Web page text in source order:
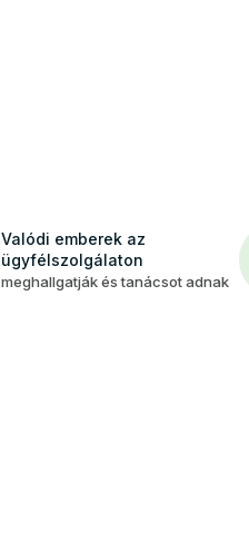
Valódi emberek az
ügyfélszolgálaton
meghallgatják és tanácsot adnak